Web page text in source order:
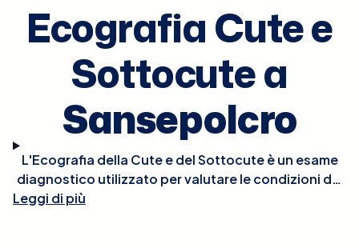
Ecografia Cute e
Sottocute a
Sansepolcro
L'Ecografia della Cute e del Sottocute è un esame
diagnostico utilizzato per valutare le condizioni dei
tessuti superficiali del corpo, come la pelle e il
Leggi di più